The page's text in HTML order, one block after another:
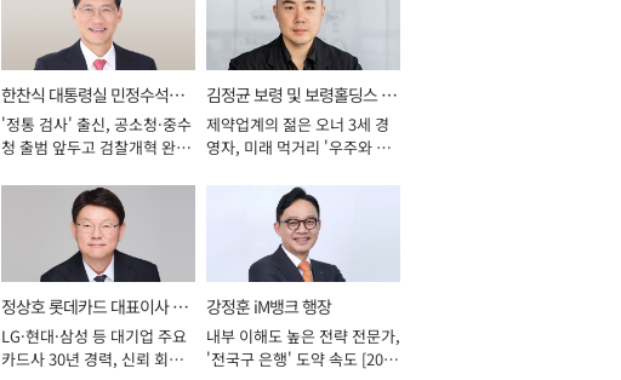
한찬식 대통령실 민정수석비
서관
'정통 검사' 출신, 공소청·중수
청 출범 앞두고 검찰개혁 완수
김정균 보령 및 보령홀딩스 대
표이사 사장
제약업계의 젊은 오너 3세 경
영자, 미래 먹거리 '우주와 헬
정상호 롯데카드 대표이사 사
장
LG·현대·삼성 등 대기업 주요
카드사 30년 경력, 신뢰 회복
강정훈 iM뱅크 행장
내부 이해도 높은 전략 전문가,
'전국구 은행' 도약 속도 [2026